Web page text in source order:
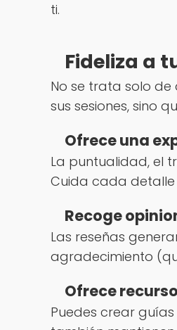
ti.
Fideliza a
No se trata solo de
sus sesiones, sino
Ofrece una
La puntualidad, el
Cuida cada detalle
Recoge
Las reseñas
agradecimiento
Ofrece
Puedes crear